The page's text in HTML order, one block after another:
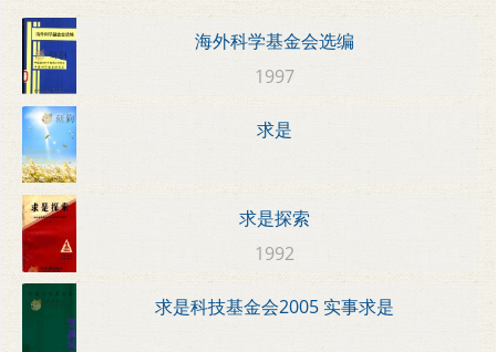
海外科学基金会选编
1997
求是
求是探索
1992
求是科技基金会2005 实事求是